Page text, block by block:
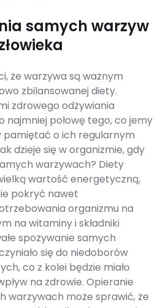
samych warzyw
że warzywa są ważnym
zbilansowanej diety.
zdrowego odżywiania
najmniej połowę tego, co jemy
pamiętać o ich regularnym
dzieje się w organizmie, gdy
warzywach? Diety
wartość energetyczną,
pokryć nawet
organizmu na
na witaminy i składniki
spożywanie samych
się do niedoborów
co z kolei będzie miało
na zdrowie. Opieranie
warzywach może sprawić, że